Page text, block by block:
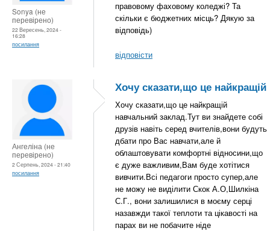
Sonya (не
перевірено)
22 Вересень, 2024 -
16:28
посилання
правовому фаховому коледжі? Та
скільки є бюджетних місць? Дякую за
відповідь)
відповісти
Ангеліна (не
перевірено)
2 Серпень, 2024 - 21:40
посилання
Хочу сказати,що це найкращій
Хочу сказати,що це найкращій
навчальний заклад.Тут ви знайдете собі
друзів навіть серед вчителів,вони будуть
дбати про Вас навчати,але й
облаштовувати комфортні відносини,що
є дуже важливим,Вам буде хотітися
вивчити.Всі педагоги просто супер,але
не можу не виділити Скок А.О,Шилкіна
С.Г., вони залишилися в моєму серці
назавжди такої теплоти та цікавості на
парах ви не побачите ніде